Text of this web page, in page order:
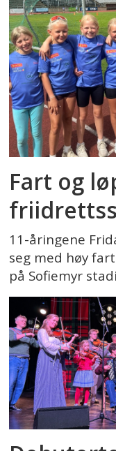
Fart og
11-åringene
seg med høy
på Sofiemyr